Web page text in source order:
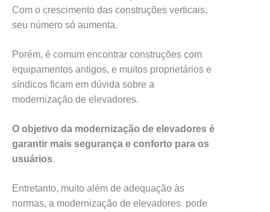
Com o crescimento das construções verticais,
seu número só aumenta.
Porém, é comum encontrar construções com
equipamentos antigos, e muitos proprietários e
síndicos ficam em dúvida sobre a
modernização de elevadores.
O objetivo da modernização de elevadores é
garantir mais segurança e conforto para os
usuários.
Entretanto, muito além de adequação às
normas, a modernização de elevadores pode